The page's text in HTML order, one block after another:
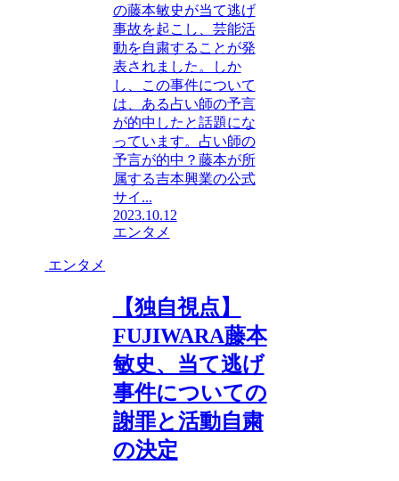
の藤本敏史が当て逃げ
事故を起こし、芸能活
動を自粛することが発
表されました。しか
し、この事件について
は、ある占い師の予言
が的中したと話題にな
っています。占い師の
予言が的中？藤本が所
属する吉本興業の公式
サイ...
2023.10.12
エンタメ
エンタメ
【独自視点】
FUJIWARA藤本
敏史、当て逃げ
事件についての
謝罪と活動自粛
の決定